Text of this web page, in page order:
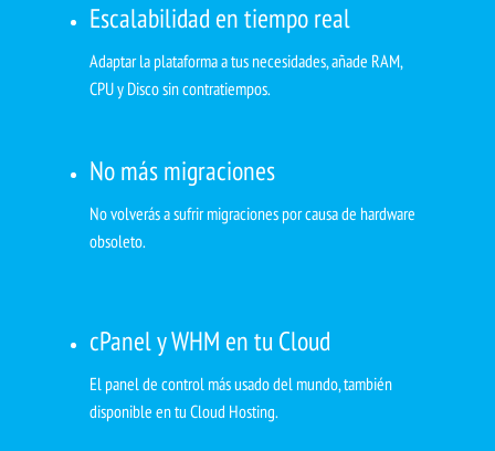
Escalabilidad en tiempo real
Adaptar la plataforma a tus necesidades, añade RAM,
CPU y Disco sin contratiempos.
No más migraciones
No volverás a sufrir migraciones por causa de hardware
obsoleto.
cPanel y WHM en tu Cloud
El panel de control más usado del mundo, también
disponible en tu Cloud Hosting.